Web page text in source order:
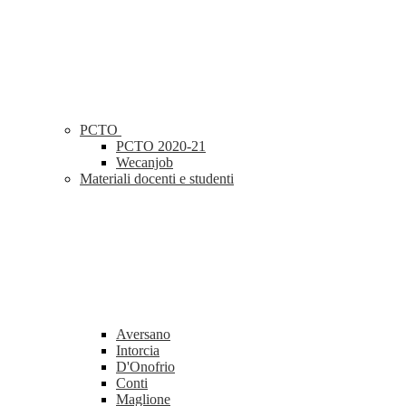
PCTO
PCTO 2020-21
Wecanjob
Materiali docenti e studenti
Aversano
Intorcia
D'Onofrio
Conti
Maglione